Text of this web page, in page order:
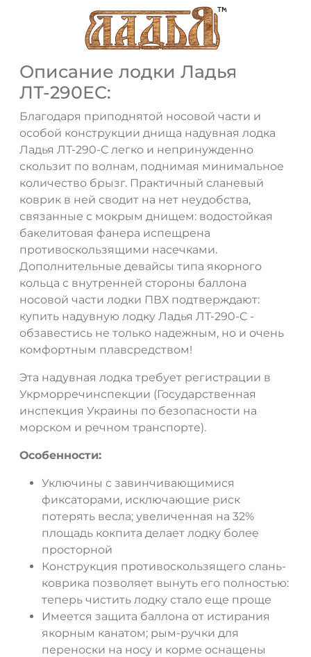
Описание лодки Ладья
ЛТ-290ЕС:
Благодаря приподнятой носовой части и
особой конструкции днища надувная лодка
Ладья ЛТ-290-С легко и непринужденно
скользит по волнам, поднимая минимальное
количество брызг. Практичный сланевый
коврик в ней сводит на нет неудобства,
связанные с мокрым днищем: водостойкая
бакелитовая фанера испещрена
противоскользящими насечками.
Дополнительные девайсы типа якорного
кольца с внутренней стороны баллона
носовой части лодки ПВХ подтверждают:
купить надувную лодку Ладья ЛТ-290-С -
обзавестись не только надежным, но и очень
комфортным плавсредством!
Эта надувная лодка требует регистрации в
Укрморречинспекции (Государственная
инспекция Украины по безопасности на
морском и речном транспорте).
Особенности:
Уключины с завинчивающимися
фиксаторами, исключающие риск
потерять весла; увеличенная на 32%
площадь кокпита делает лодку более
просторной
Конструкция противоскользящего слань-
коврика позволяет вынуть его полностью:
теперь чистить лодку стало еще проще
Имеется защита баллона от истирания
якорным канатом; рым-ручки для
переноски на носу и корме оснащены